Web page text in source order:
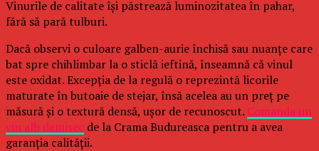
Vinurile de calitate își păstrează luminozitatea în pahar,
fără să pară tulburi.
Dacă observi o culoare galben-aurie închisă sau nuanțe care
bat spre chihlimbar la o sticlă ieftină, înseamnă că vinul
este oxidat. Excepția de la regulă o reprezintă licorile
maturate în butoaie de stejar, însă acelea au un preț pe
măsură și o textură densă, ușor de recunoscut. Comanda un
vin alb demisec de la Crama Budureasca pentru a avea
garanția calității.